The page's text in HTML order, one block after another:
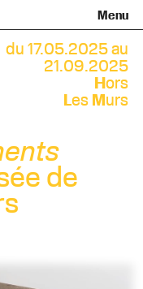
Menu
Fr En
du 17.05.2025 au
21.09.2025
Hors
Les Murs
de